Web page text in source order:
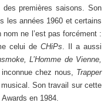
des premières saisons. Son
les années 1960 et certains
ne l’est pas forcément :
celui de CHiPs . Il a aussi
L’Homme de Vienne,
chez nous, Trapper
Son travail sur cette
en 1984.